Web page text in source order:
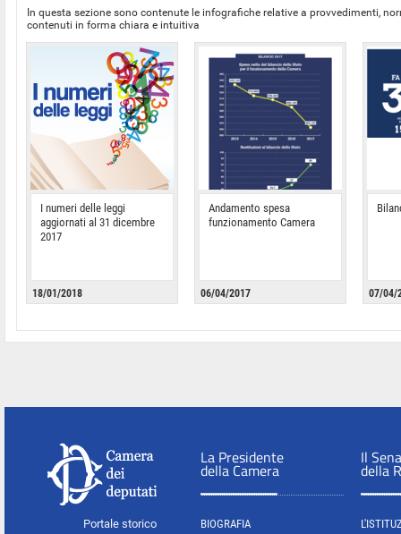
In questa sezione sono contenute le infografiche relative a provvedimenti,
contenuti in forma chiara e intuitiva
I numeri delle leggi
aggiornati al 31 dicembre
2017
18/01/2018
Andamento spesa
funzionamento Camera
06/04/2017 07/04/
Portale storico
La Presidente
della Camera
BIOGRAFIA
Il
della